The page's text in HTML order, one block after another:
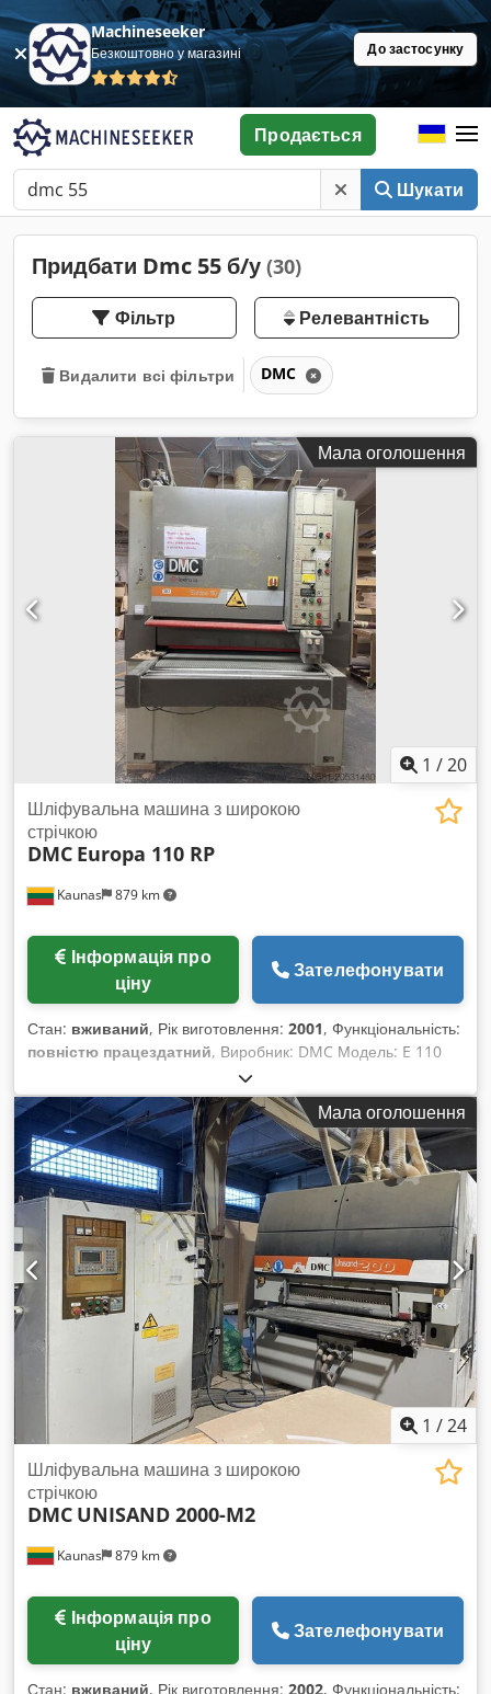
Machineseeker
Безкоштовно у магазині До застосунку
Шукати
Продається
Придбати Dmc 55 б/у (30)
Фільтр Релевантність
Видалити всі фільтри DMC
Мала оголошення
1 /20
Kaunas 879 km
Шліфувальна машина з широкою
стрічкою
DMC Europa 110 RP
ціну
Зателефонувати
Стан: вживаний, Рік виготовлення: 2001, Функціональність:
повністю працездатний, Виробник: DMC Модель: E 110
RP Рік: 2001 Chedpfxsxwwk Eo Ag Uea
Мала оголошення
1 /24
Kaunas 879 km
Шліфувальна машина з широкою
стрічкою
DMC UNISAND 2000-M2
ціну
Зателефонувати
Стан: вживаний, Рік виготовлення: 2002, Функціональність: